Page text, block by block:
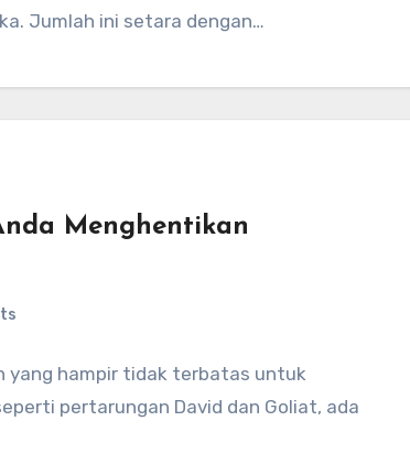
Jumlah ini setara dengan…
Menghentikan
yang hampir tidak terbatas untuk
pertarungan David dan Goliat, ada